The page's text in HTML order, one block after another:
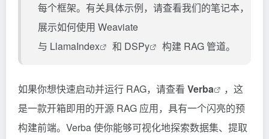
每个框架。有关具体示例，请查看我们的笔记本，
展示如何使用 Weaviate
与 LlamaIndex 和 DSPy 构建 RAG 管道。
如果你想快速启动并运行 RAG，请查看 Verba
，这
是一款开箱即用的开源 RAG 应用，具有一个闪亮的预
构建前端。Verba 使你能够可视化地探索数据集、提取